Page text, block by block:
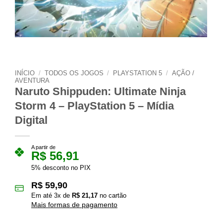
INÍCIO / TODOS OS JOGOS / PLAYSTATION 5 / AÇÃO /
AVENTURA
Naruto Shippuden: Ultimate Ninja
Storm 4 – PlayStation 5 – Mídia
Digital
A partir de
R$ 56,91
5% desconto no PIX
R$ 59,90
Em até 3x de R$ 21,17 no cartão
Mais formas de pagamento